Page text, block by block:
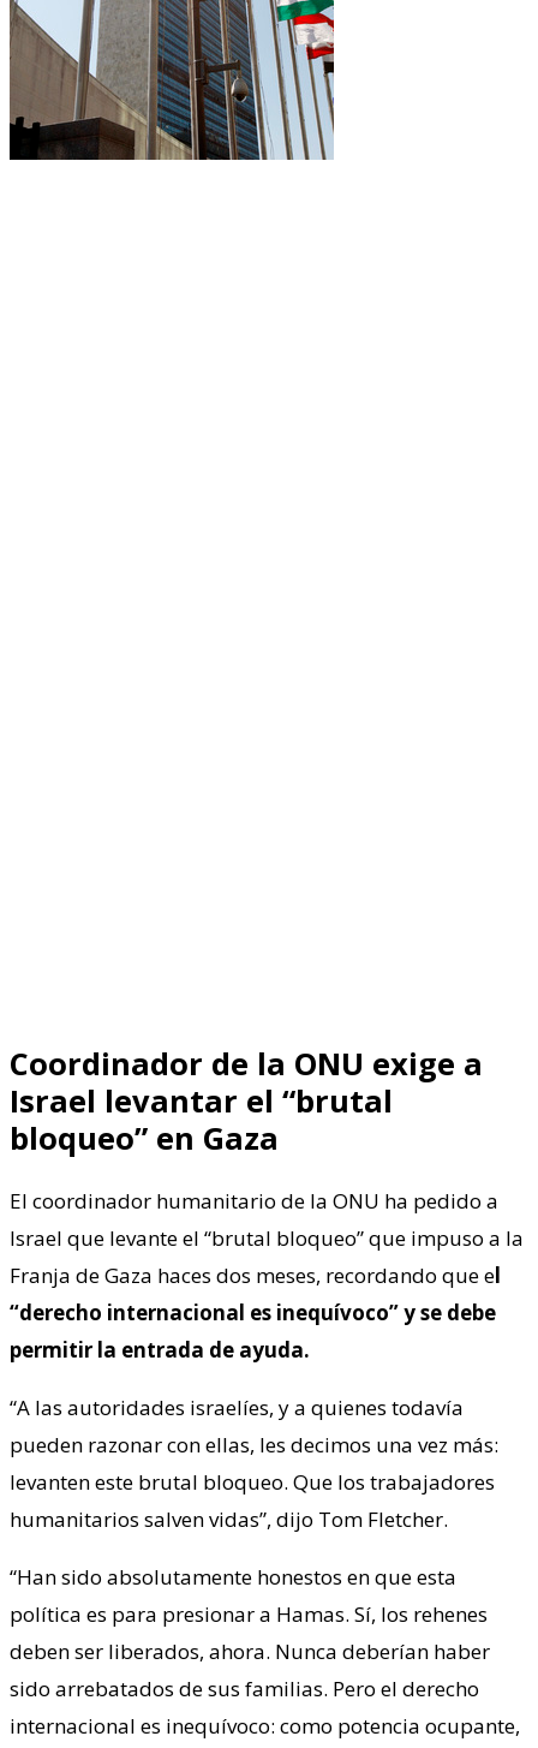
Coordinador de la ONU exige a
Israel levantar el “brutal
bloqueo” en Gaza
El coordinador humanitario de la ONU ha pedido a
Israel que levante el “brutal bloqueo” que impuso a la
Franja de Gaza haces dos meses, recordando que el
“derecho internacional es inequívoco” y se debe
permitir la entrada de ayuda.
“A las autoridades israelíes, y a quienes todavía
pueden razonar con ellas, les decimos una vez más:
levanten este brutal bloqueo. Que los trabajadores
humanitarios salven vidas”, dijo Tom Fletcher.
“Han sido absolutamente honestos en que esta
política es para presionar a Hamas. Sí, los rehenes
deben ser liberados, ahora. Nunca deberían haber
sido arrebatados de sus familias. Pero el derecho
internacional es inequívoco: como potencia ocupante,